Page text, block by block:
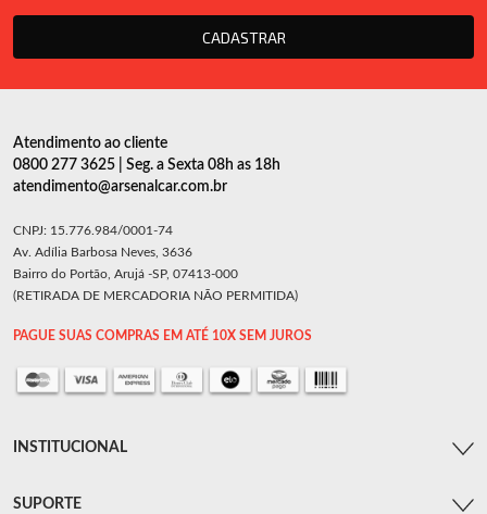
CADASTRAR
Atendimento ao cliente
0800 277 3625 | Seg. a Sexta 08h as 18h
atendimento@arsenalcar.com.br
CNPJ: 15.776.984/0001-74
Av. Adília Barbosa Neves, 3636
Bairro do Portão, Arujá -SP, 07413-000
(RETIRADA DE MERCADORIA NÃO PERMITIDA)
PAGUE SUAS COMPRAS EM ATÉ 10X SEM JUROS
INSTITUCIONAL
SUPORTE